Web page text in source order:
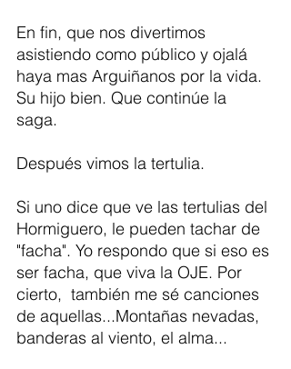
En fin, que nos divertimos
asistiendo como público y ojalá
haya mas Arguiñanos por la vida.
Su hijo bien. Que continúe la
saga.
Después vimos la tertulia.
Si uno dice que ve las tertulias del
Hormiguero, le pueden tachar de
"facha". Yo respondo que si eso es
ser facha, que viva la OJE. Por
cierto,  también me sé canciones
de aquellas...Montañas nevadas,
banderas al viento, el alma...